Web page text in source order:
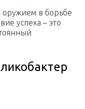
оружием в борьбе
успеха – это